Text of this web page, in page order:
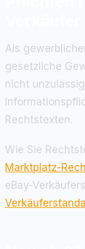
Als
gesetzliche
nicht
Rechtstexten.
Wie Sie
Marktplatz-
eBay-